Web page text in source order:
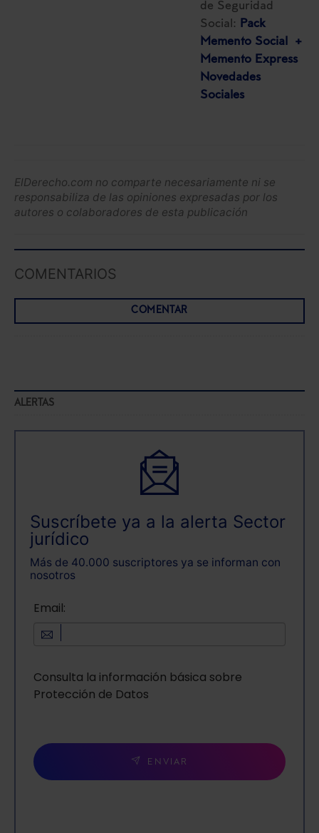
de Seguridad
Social: Pack
Memento Social +
Memento Express
Novedades
Sociales
ElDerecho.com no comparte necesariamente ni se
responsabiliza de las opiniones expresadas por los
autores o colaboradores de esta publicación
COMENTARIOS
COMENTAR
ALERTAS
Suscríbete ya a la alerta Sector
jurídico
Más de 40.000 suscriptores ya se informan con
nosotros
Email:
Consulta la información básica sobre
Protección de Datos
ENVIAR